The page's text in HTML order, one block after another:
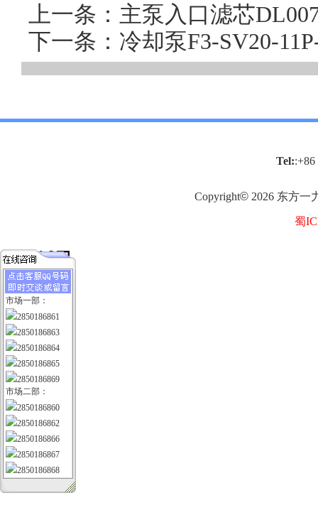
上一条：主泵入口滤芯
下一条：冷却泵F3-SV20-
Tel::+86
Copyright© 2026 东方一
蜀
市场一部：
2850186861
2850186863
2850186864
2850186865
2850186869
市场二部：
2850186860
2850186862
2850186866
2850186867
2850186868